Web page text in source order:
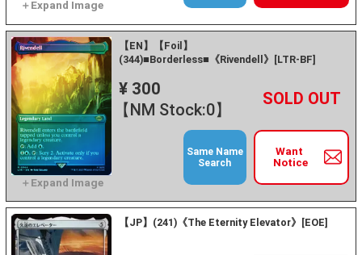
【EN】【Foil】
(344)■Borderless■《Rivendell》[LTR-BF]
¥ 300
【NM Stock:0】
－ +
Want
Notice
Same Name
Search
【JP】(241)《The Eternity Elevator》[EOE]